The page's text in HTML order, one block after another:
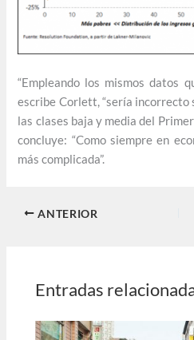
“Empleando los mismos datos
escribe Corlett, “sería incorrecto
las clases baja y media del
concluye: “Como siempre en
más complicada”.
ANTERIOR
Entradas